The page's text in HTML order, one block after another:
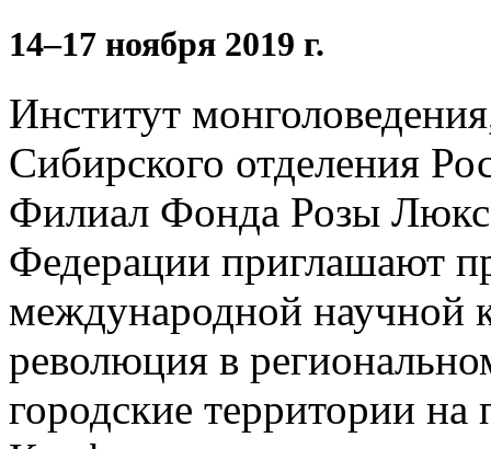
14–17 ноября 2019 г.
Институт
Сибирского отделения
Филиал Фонда Розы
Федерации приглашают
международной научной
революция в
городские территории на